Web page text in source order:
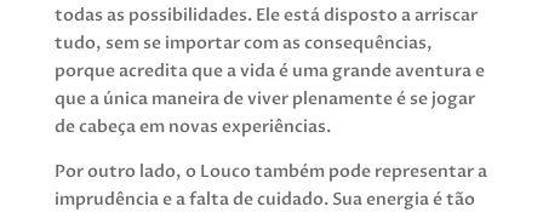
todas as possibilidades. Ele está disposto a arriscar
tudo, sem se importar com as consequências,
porque acredita que a vida é uma grande aventura e
que a única maneira de viver plenamente é se jogar
de cabeça em novas experiências.
Por outro lado, o Louco também pode representar a
imprudência e a falta de cuidado. Sua energia é tão